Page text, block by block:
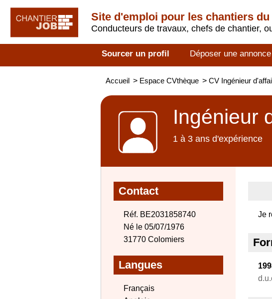
Site d'emploi pour les chantiers du
Conducteurs de travaux, chefs de chantier,
Sourcer un profil Déposer une annonce
Accueil > Espace CVthèque > CV Ingénieur
Ingénieur
1 à 3 ans d'expérience
Contact
Réf. BE2031858740
Né le 05/07/1976
31770 Colomiers
Langues
Français
Je